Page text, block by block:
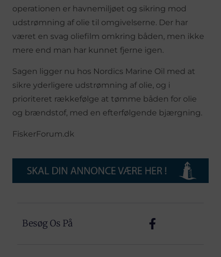
operationen er havnemiljøet og sikring mod
udstrømning af olie til omgivelserne. Der har
været en svag oliefilm omkring båden, men ikke
mere end man har kunnet fjerne igen.
Sagen ligger nu hos Nordics Marine Oil med at
sikre yderligere udstrømning af olie, og i
prioriteret rækkefølge at tømme båden for olie
og brændstof, med en efterfølgende bjærgning.
FiskerForum.dk
Besøg Os På